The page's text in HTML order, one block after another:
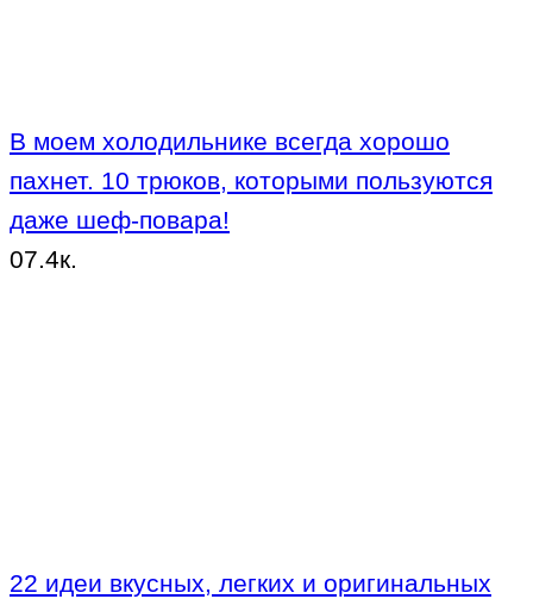
В моем холодильнике всегда хорошо
пахнет. 10 трюков, которыми пользуются
даже шеф-повара!
07.4к.
22 идеи вкусных, легких и оригинальных